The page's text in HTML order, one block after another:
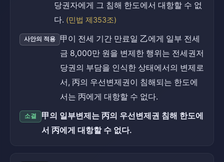
당권자에게 그 침해 한도에서 대항할 수 없
다. (민법 제353조)
사안의 적용
甲이 전세 기간 만료일 乙에게 일부 전세
금 8,000만 원을 변제한 행위는 전세권저
당권의 부담을 인식한 상태에서의 변제로
서, 丙의 우선변제권이 침해되는 한도에
서는 丙에게 대항할 수 없다.
소결
甲의 일부변제는 丙의 우선변제권 침해 한도에
서 丙에게 대항할 수 없다.